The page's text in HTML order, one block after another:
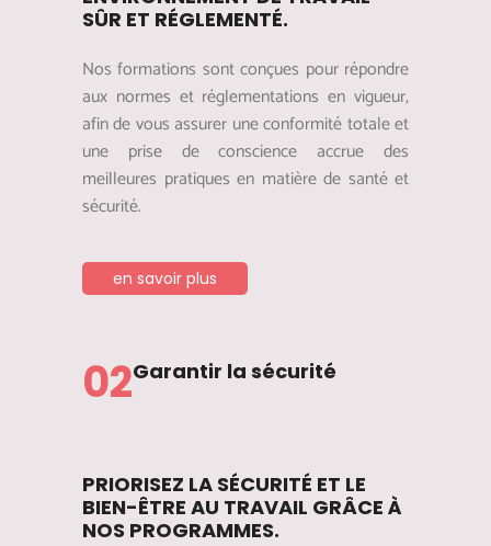
SÛR ET RÉGLEMENTÉ.
Nos formations sont conçues pour répondre
aux normes et réglementations en vigueur,
afin de vous assurer une conformité totale et
une prise de conscience accrue des
meilleures pratiques en matière de santé et
sécurité.
en savoir plus
02Garantir la sécurité
PRIORISEZ LA SÉCURITÉ ET LE
BIEN-ÊTRE AU TRAVAIL GRÂCE À
NOS PROGRAMMES.